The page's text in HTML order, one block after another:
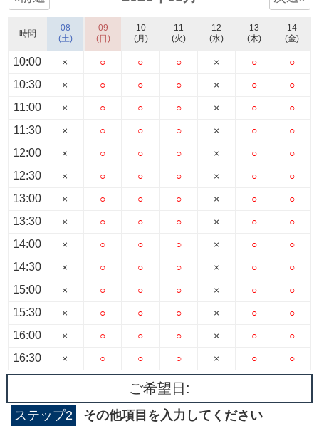
時間
10:00
10:30
11:00
11:30
12:00
12:30
13:00
13:30
14:00
14:30
15:00
15:30
16:00
16:30
08
(土)
×
×
×
×
×
×
×
×
×
×
×
×
×
×
09
(日)
○
○
○
○
○
○
○
○
○
○
○
○
○
○
10
(月)
○
○
○
○
○
○
○
○
○
○
○
○
○
○
11
(火)
○
○
○
○
○
○
○
○
○
○
○
○
○
○
12
(水)
×
×
×
×
×
×
×
×
×
×
×
×
×
×
13
(木)
○
○
○
○
○
○
○
○
○
○
○
○
○
○
14
(金)
○
○
○
○
○
○
○
○
○
○
○
○
○
○
ご希望日:
ステップ2 その他項目を入力してください